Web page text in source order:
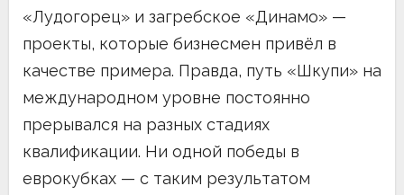
«Лудогорец» и загребское «Динамо» —
проекты, которые бизнесмен привёл в
качестве примера. Правда, путь «Шкупи» на
международном уровне постоянно
прерывался на разных стадиях
квалификации. Ни одной победы в
еврокубках — с таким результатом